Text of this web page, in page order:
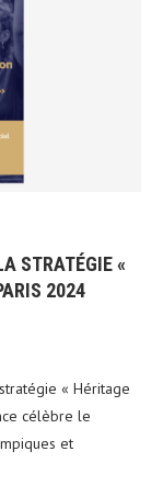
STRATÉGIE «
2024
« Héritage
célèbre le
et